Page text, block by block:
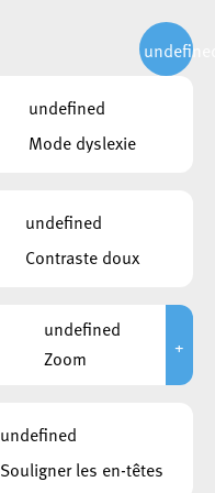
undefined
Mode dyslexie
undefined
Contraste doux
undefined
Zoom
+
undefined
Souligner les en-têtes